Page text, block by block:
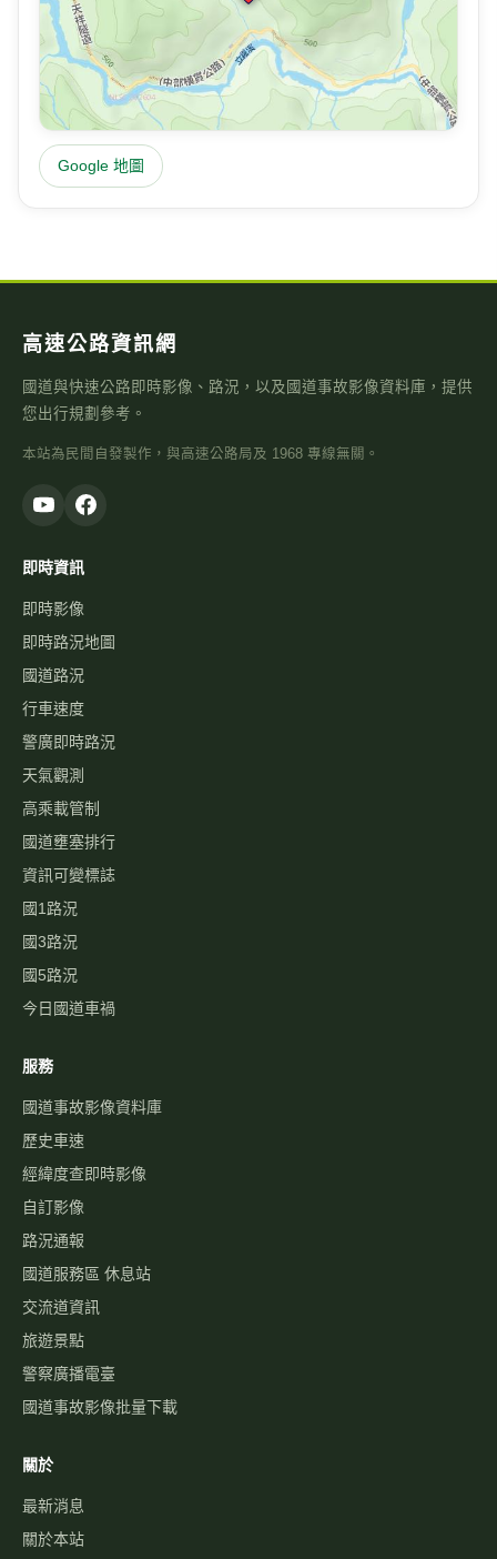
Google 地圖
高速公路資訊網
國道與快速公路即時影像、路況，以及國道事故影像資料庫，提供
您出行規劃參考。
本站為民間自發製作，與高速公路局及 1968 專線無關。
即時資訊
即時影像
即時路況地圖
國道路況
行車速度
警廣即時路況
天氣觀測
高乘載管制
國道壅塞排行
資訊可變標誌
國1路況
國3路況
國5路況
今日國道車禍
服務
國道事故影像資料庫
歷史車速
經緯度查即時影像
自訂影像
路況通報
國道服務區 休息站
交流道資訊
旅遊景點
警察廣播電臺
國道事故影像批量下載
關於
最新消息
關於本站